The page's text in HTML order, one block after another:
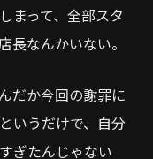
まって、全部スタ
長なんかいない。
だか今回の謝罪に
いうだけで、自分
ぎたんじゃない